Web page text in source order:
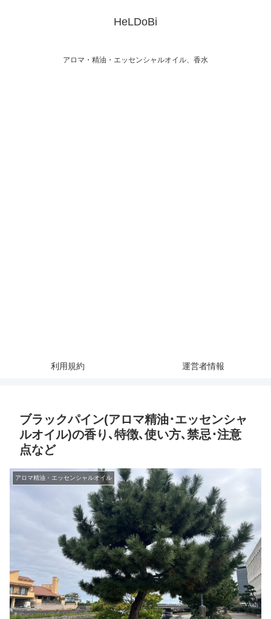
HeLDoBi
アロマ・精油・エッセンシャルオイル、香水
利用規約 運営者情報
ブラックパイン(アロマ精油･エッセンシャ
ルオイル)の香り､特徴､使い方､禁忌･注意
点など
アロマ精油・エッセンシャルオイル